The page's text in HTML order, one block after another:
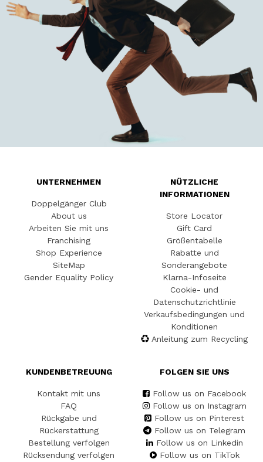
UNTERNEHMEN
Doppelgänger Club
About us
Arbeiten Sie mit uns
Franchising
Shop Experience
SiteMap
Gender Equality Policy
NÜTZLICHE
INFORMATIONEN
Store Locator
Gift Card
Größentabelle
Rabatte und
Sonderangebote
Klarna-Infoseite
Cookie- und
Datenschutzrichtlinie
Verkaufsbedingungen und
Konditionen
Anleitung zum Recycling
KUNDENBETREUUNG
Kontakt mit uns
FAQ
Rückgabe und
Rückerstattung
Bestellung verfolgen
Rücksendung verfolgen
FOLGEN SIE UNS
Follow us on Facebook
Follow us on Instagram
Follow us on Pinterest
Follow us on Telegram
Follow us on Linkedin
Follow us on TikTok